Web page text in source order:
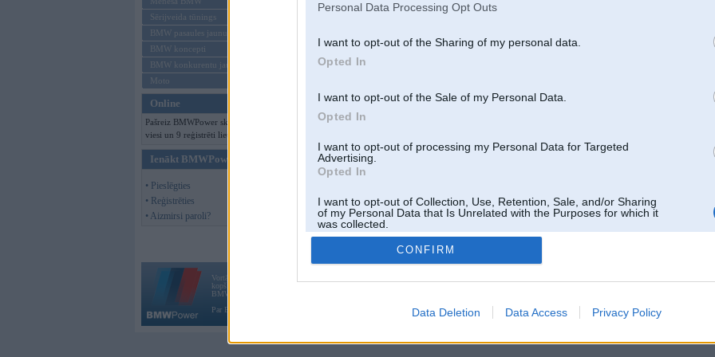
Personal Data Processing Opt Outs
I want to opt-out of the Sharing of my personal data.
Opted In
I want to opt-out of the Sale of my Personal Data.
Opted In
I want to opt-out of processing my Personal Data for Targeted
Advertising.
Opted In
I want to opt-out of Collection, Use, Retention, Sale, and/or Sharing
of my Personal Data that Is Unrelated with the Purposes for which it
was collected.
Opted Out
CONFIRM
Data Deletion Data Access Privacy Policy
Sērijveida tūnings
BMW pasaules jaunumi
BMW koncepti
BMW konkurentu jaunumi
Moto
Online
Pašreiz BMWPower skatās 206
viesi un 9 reģistrēti lietotāji.
Ienākt BMWPower
• Pieslēgties
• Reģistrēties
• Aizmirsi paroli?
Vortāls BMWPower.lv darbojas
kopš 2002. gada 14. maija. Tas nav auto klubs un nav saistīts ar
BMW AG.
Par BMWPower